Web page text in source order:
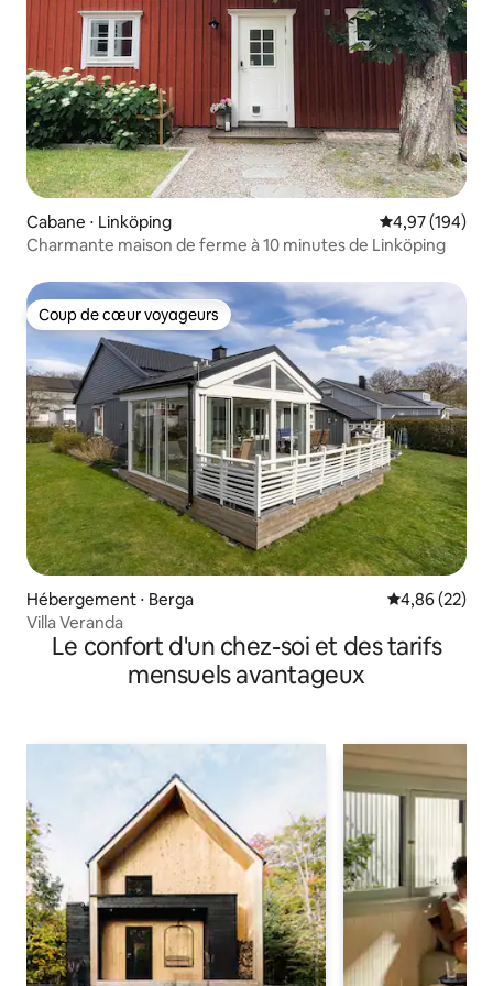
Cabane ⋅ Linköping Évaluation
4,97 (194)
Charmante maison de ferme à 10 minutes de Linköping
Coup de cœur voyageurs
Coup de cœur voyageurs
Hébergement ⋅ Berga Évaluation
4,86 (22)
Villa Veranda
Le confort d'un chez-soi et des tarifs
mensuels avantageux